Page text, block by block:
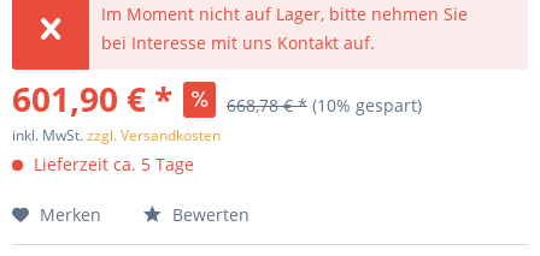
Im Moment nicht auf Lager, bitte nehmen Sie
bei Interesse mit uns Kontakt auf.
601,90 € * 668,78 € * (10% gespart)
inkl. MwSt.zzgl. Versandkosten
Lieferzeit ca. 5 Tage
Merken Bewerten